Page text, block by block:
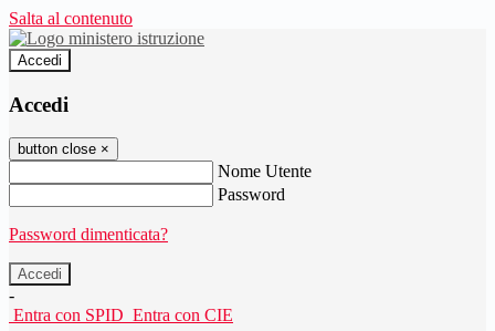
Salta al contenuto
Accedi
Accedi
button close ×
Nome Utente
Password
Password dimenticata?
-
Entra con SPID Entra con CIE